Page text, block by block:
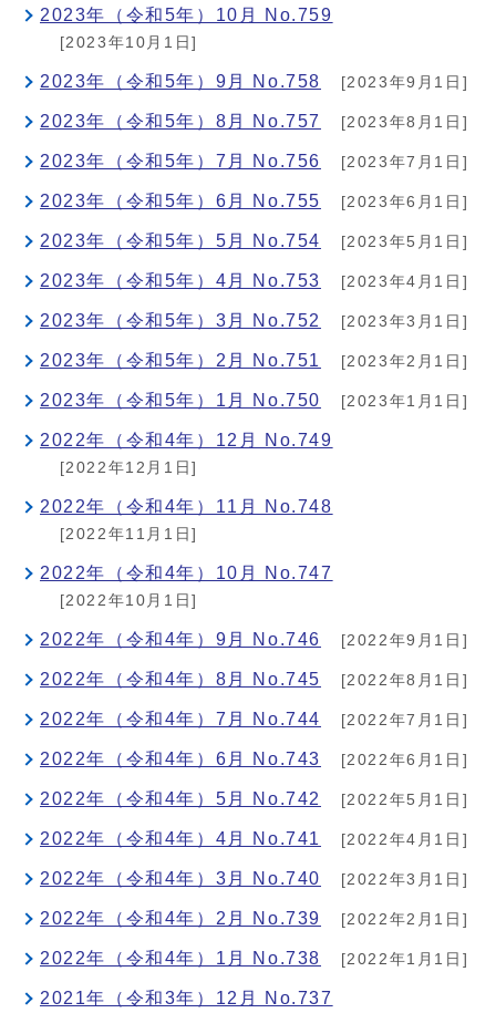
2023年（令和5年）10月 No.759
[2023年10月1日]
2023年（令和5年）9月 No.758 [2023年9月1日]
2023年（令和5年）8月 No.757 [2023年8月1日]
2023年（令和5年）7月 No.756 [2023年7月1日]
2023年（令和5年）6月 No.755 [2023年6月1日]
2023年（令和5年）5月 No.754 [2023年5月1日]
2023年（令和5年）4月 No.753 [2023年4月1日]
2023年（令和5年）3月 No.752 [2023年3月1日]
2023年（令和5年）2月 No.751 [2023年2月1日]
2023年（令和5年）1月 No.750 [2023年1月1日]
2022年（令和4年）12月 No.749
[2022年12月1日]
2022年（令和4年）11月 No.748
[2022年11月1日]
2022年（令和4年）10月 No.747
[2022年10月1日]
2022年（令和4年）9月 No.746 [2022年9月1日]
2022年（令和4年）8月 No.745 [2022年8月1日]
2022年（令和4年）7月 No.744 [2022年7月1日]
2022年（令和4年）6月 No.743 [2022年6月1日]
2022年（令和4年）5月 No.742 [2022年5月1日]
2022年（令和4年）4月 No.741 [2022年4月1日]
2022年（令和4年）3月 No.740 [2022年3月1日]
2022年（令和4年）2月 No.739 [2022年2月1日]
2022年（令和4年）1月 No.738 [2022年1月1日]
2021年（令和3年）12月 No.737